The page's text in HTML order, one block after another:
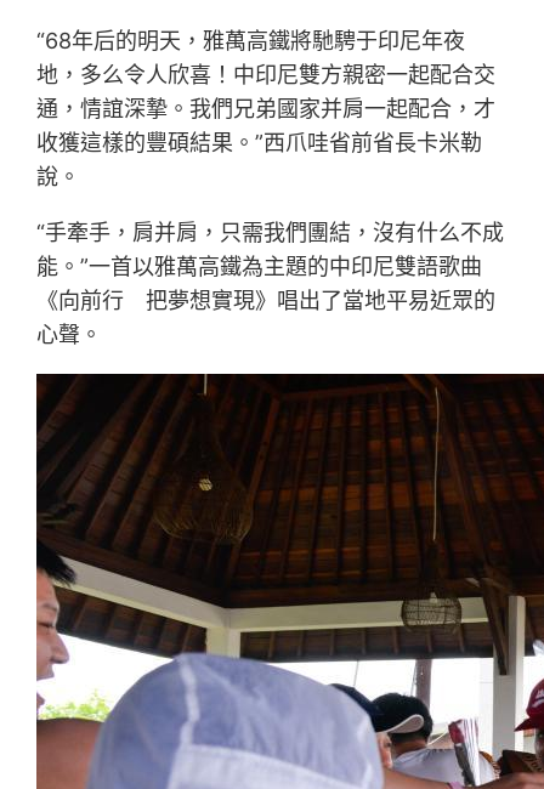
“68年后的明天，雅萬高鐵將馳騁于印尼年夜
地，多么令人欣喜！中印尼雙方親密一起配合交
通，情誼深摯。我們兄弟國家并肩一起配合，才
收獲這樣的豐碩結果。”西爪哇省前省長卡米勒
說。
“手牽手，肩并肩，只需我們團結，沒有什么不成
能。”一首以雅萬高鐵為主題的中印尼雙語歌曲
《向前行 把夢想實現》唱出了當地平易近眾的
心聲。